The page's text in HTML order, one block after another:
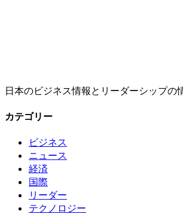
日本のビジネス情報とリーダーシップの
カテゴリー
ビジネス
ニュース
経済
国際
リーダー
テクノロジー